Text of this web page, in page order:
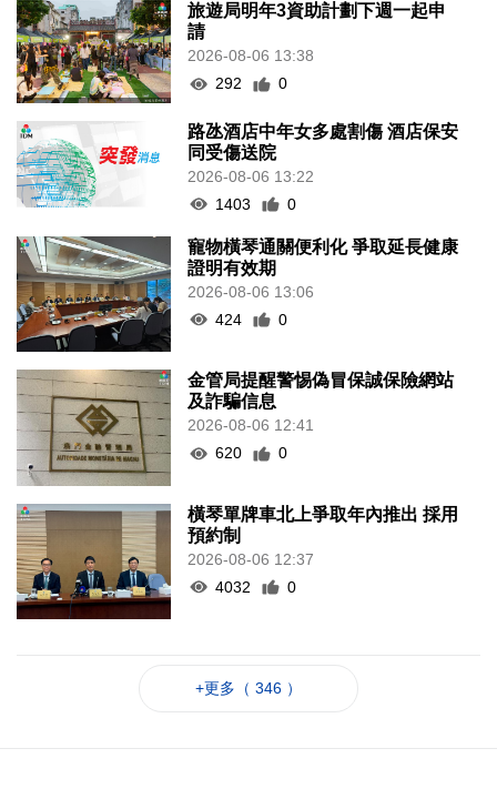
旅遊局明年3資助計劃下週一起申
請
2026-08-06 13:38
292
0
路氹酒店中年女多處割傷 酒店保安
同受傷送院
2026-08-06 13:22
1403
0
寵物橫琴通關便利化 爭取延長健康
證明有效期
2026-08-06 13:06
424
0
金管局提醒警惕偽冒保誠保險網站
及詐騙信息
2026-08-06 12:41
620
0
橫琴單牌車北上爭取年內推出 採用
預約制
2026-08-06 12:37
4032
0
+更多（ 346 ）